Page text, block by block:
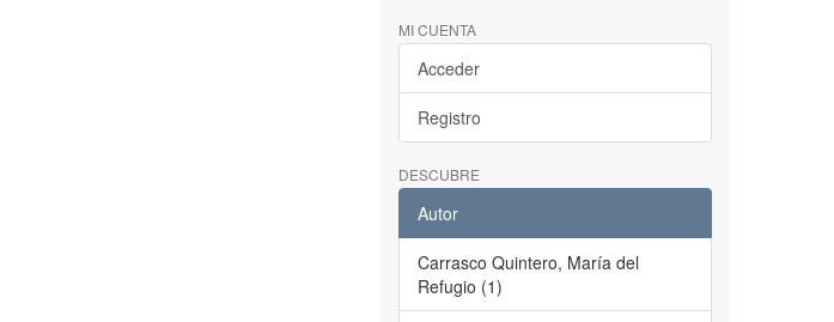
MI CUENTA
Acceder
Registro
DESCUBRE
Autor
Carrasco Quintero, María del
Refugio (1)